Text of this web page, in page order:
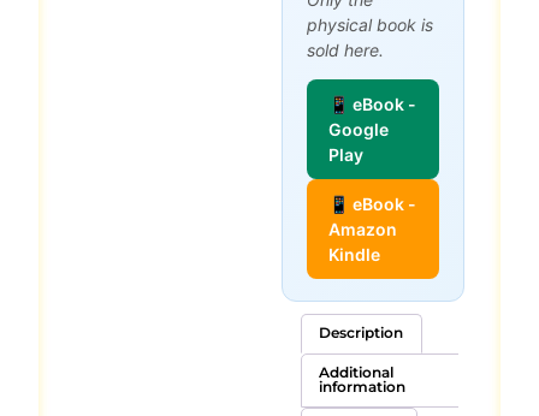
physical book is
sold here.
📱 eBook -
Google
Play
📱 eBook -
Amazon
Kindle
Description
Additional
information